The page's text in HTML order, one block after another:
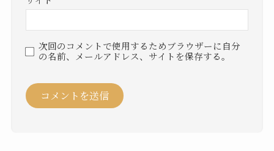
次回のコメントで使用するためブラウザーに自分
の名前、メールアドレス、サイトを保存する。